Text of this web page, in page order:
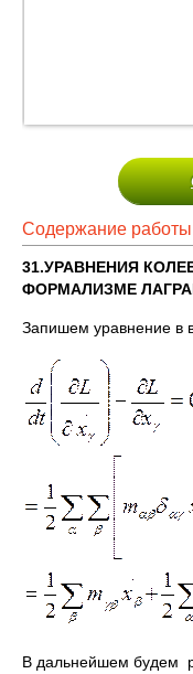
Содержание работы
31.УРАВНЕНИЯ
ФОРМАЛИЗМЕ
Запишем уравнение в
В дальнейшем будем